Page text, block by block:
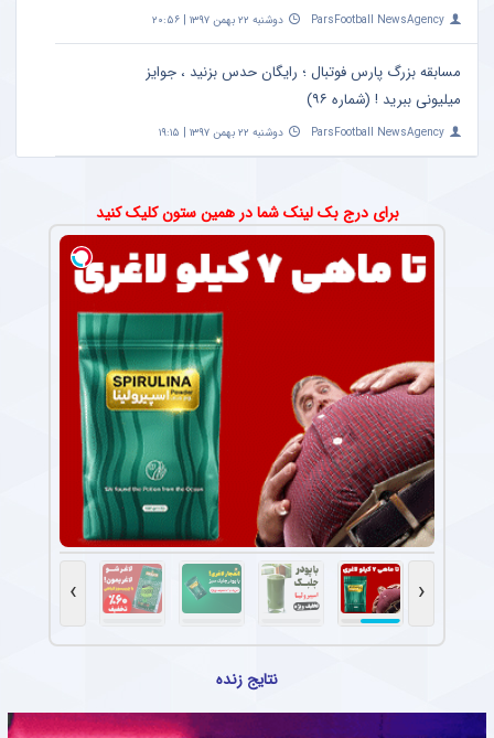
ParsFootball NewsAgency دوشنبه ۲۲ بهمن ۱۳۹۷ | ۲۰:۵۶
مسابقه بزرگ پارس فوتبال ؛ رایگان حدس بزنید ، جوایز
میلیونی ببرید ! (شماره ۹۶)
ParsFootball NewsAgency دوشنبه ۲۲ بهمن ۱۳۹۷ | ۱۹:۱۵
برای درج بک لینک شما در همین ستون کلیک کنید
‹
›
نتایج زنده